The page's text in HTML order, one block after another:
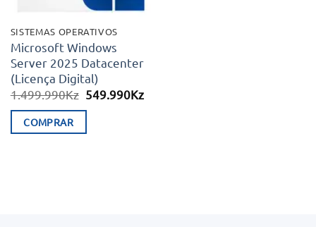
SISTEMAS OPERATIVOS
Microsoft Windows
Server 2025 Datacenter
(Licença Digital)
1.499.990Kz O
era:
549.990KzO
COMPRAR